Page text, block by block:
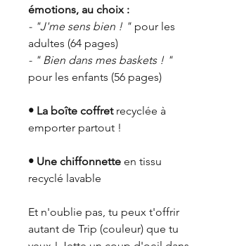
émotions, au choix :
- "J'me sens bien ! " pour les
adultes (64 pages)
- " Bien dans mes baskets ! "
pour les enfants (56 pages)
• La boîte coffretrecyclée à
emporter partout !
• Une chiffonnette en tissu
recyclé lavable
Et n'oublie pas, tu peux t'offrir
autant de Trip (couleur) que tu